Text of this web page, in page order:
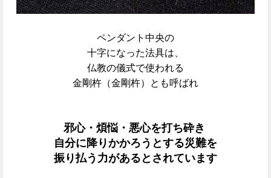
ペンダント中央の
十字になった法具は、
仏教の儀式で使われる
金剛杵（金剛杵）とも呼ばれ
邪心・煩悩・悪心を打ち砕き
自分に降りかかろうとする災難を
振り払う力があるとされています